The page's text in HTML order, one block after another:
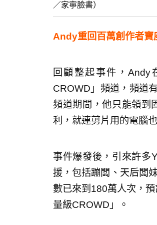
／家寧臉書）
Andy重回百萬創作者寶
回顧整起事件，Andy
CROWD」頻道，頻道
頻道期間，他只能領到
利，就連剪片用的電腦
事件爆發後，引來許多
援，包括蹦闆、天后闆
數已來到180萬人次，
量級CROWD」。